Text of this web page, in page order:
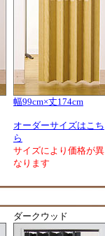
幅99cm×丈174cm
オーダーサイズはこち
ら
サイズにより価格が異
なります
ダークウッド